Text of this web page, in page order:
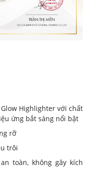
Highlighter với chất
ứng bắt sáng nổi bật
rỡ
trôi
toàn, không gây kích